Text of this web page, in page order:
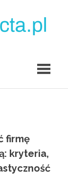
firmę
kryteria,